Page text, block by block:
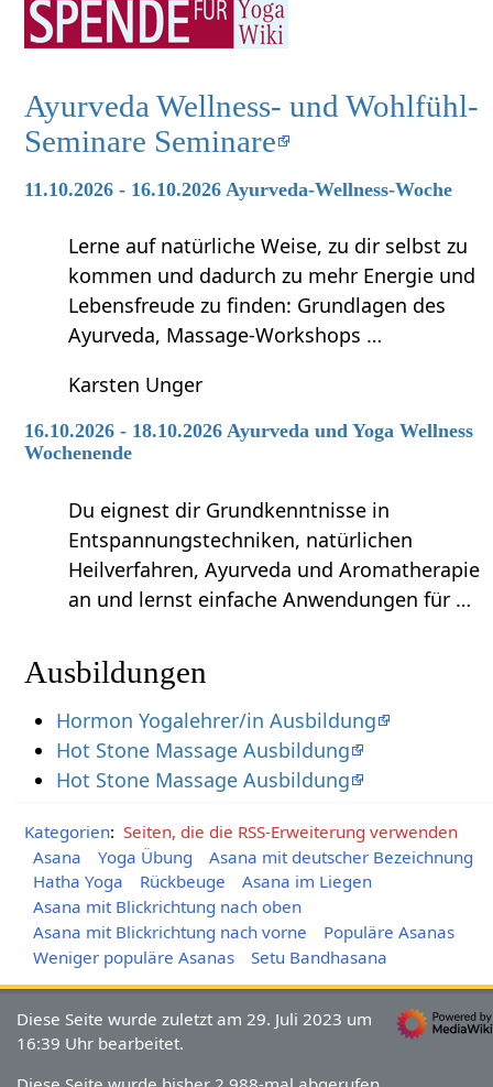
Ayurveda Wellness- und Wohlfühl-
Seminare Seminare
11.10.2026 - 16.10.2026 Ayurveda-Wellness-Woche
Lerne auf natürliche Weise, zu dir selbst zu
kommen und dadurch zu mehr Energie und
Lebensfreude zu finden: Grundlagen des
Ayurveda, Massage-Workshops …
Karsten Unger
16.10.2026 - 18.10.2026 Ayurveda und Yoga Wellness
Wochenende
Du eignest dir Grundkenntnisse in
Entspannungstechniken, natürlichen
Heilverfahren, Ayurveda und Aromatherapie
an und lernst einfache Anwendungen für …
Ausbildungen
Hormon Yogalehrer/in Ausbildung
Hot Stone Massage Ausbildung
Hot Stone Massage Ausbildung
Kategorien: Seiten, die die RSS-Erweiterung verwenden
Asana
Yoga Übung
Asana mit deutscher Bezeichnung
Hatha Yoga
Rückbeuge
Asana im Liegen
Asana mit Blickrichtung nach oben
Asana mit Blickrichtung nach vorne
Populäre Asanas
Weniger populäre Asanas
Setu Bandhasana
Diese Seite wurde zuletzt am 29. Juli 2023 um
16:39 Uhr bearbeitet.